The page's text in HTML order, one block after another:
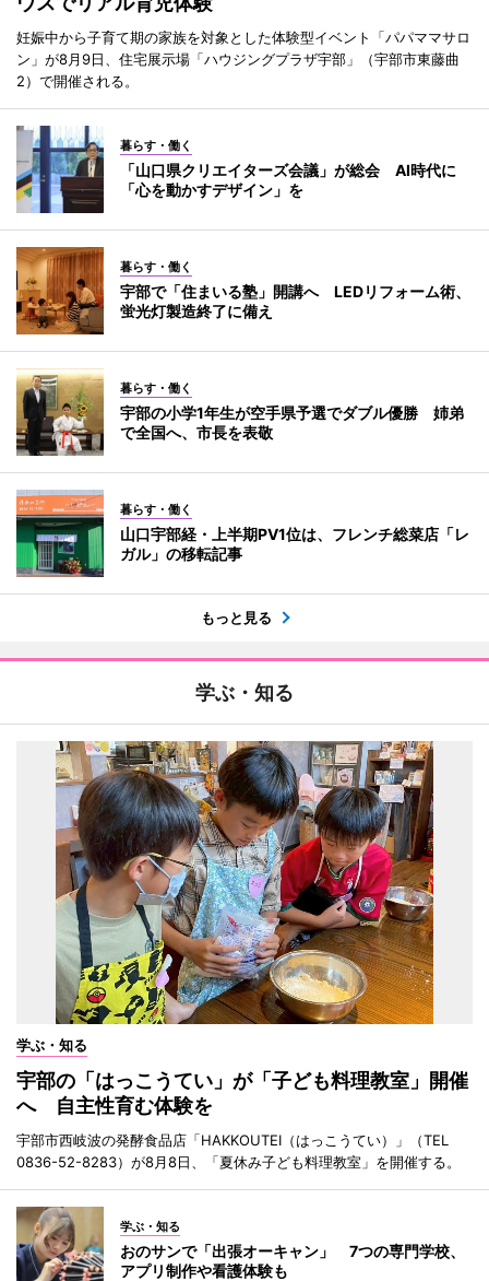
妊娠中から子育て期の家族を対象とした体験型イベント「パパママサロ
ン」が8月9日、住宅展示場「ハウジングプラザ宇部」（宇部市東藤曲
2）で開催される。
暮らす・働く
「山口県クリエイターズ会議」が総会 AI時代に
「心を動かすデザイン」を
暮らす・働く
宇部で「住まいる塾」開講へ LEDリフォーム術、
蛍光灯製造終了に備え
暮らす・働く
宇部の小学1年生が空手県予選でダブル優勝 姉弟
で全国へ、市長を表敬
暮らす・働く
山口宇部経・上半期PV1位は、フレンチ総菜店「レ
ガル」の移転記事
もっと見る
学ぶ・知る
学ぶ・知る
宇部の「はっこうてい」が「子ども料理教室」開催
へ 自主性育む体験を
宇部市西岐波の発酵食品店「HAKKOUTEI（はっこうてい）」（TEL
0836-52-8283）が8月8日、「夏休み子ども料理教室」を開催する。
学ぶ・知る
おのサンで「出張オーキャン」 7つの専門学校、
アプリ制作や看護体験も